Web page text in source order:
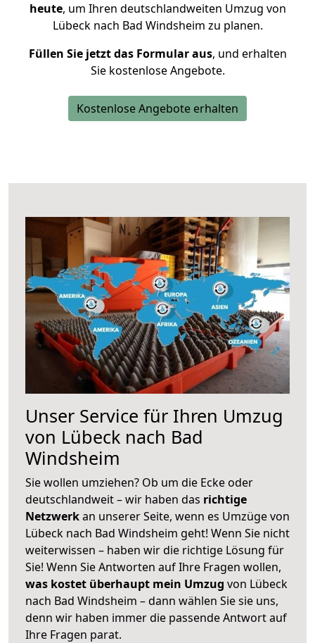
heute, um Ihren deutschlandweiten Umzug von
Lübeck nach Bad Windsheim zu planen.
Füllen Sie jetzt das Formular aus, und erhalten
Sie kostenlose Angebote.
Kostenlose Angebote erhalten
Unser Service für Ihren Umzug
von Lübeck nach Bad
Windsheim
Sie wollen umziehen? Ob um die Ecke oder
deutschlandweit – wir haben das richtige
Netzwerkan unserer Seite, wenn es Umzüge von
Lübeck nach Bad Windsheim geht! Wenn Sie nicht
weiterwissen – haben wir die richtige Lösung für
Sie! Wenn Sie Antworten auf Ihre Fragen wollen,
was kostet überhaupt mein Umzug von Lübeck
nach Bad Windsheim – dann wählen Sie sie uns,
denn wir haben immer die passende Antwort auf
Ihre Fragen parat.